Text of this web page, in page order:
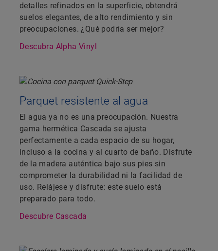
detalles refinados en la superficie, obtendrá
suelos elegantes, de alto rendimiento y sin
preocupaciones. ¿Qué podría ser mejor?
Descubra Alpha Vinyl
Parquet resistente al agua
El agua ya no es una preocupación. Nuestra
gama hermética Cascada se ajusta
perfectamente a cada espacio de su hogar,
incluso a la cocina y al cuarto de baño. Disfrute
de la madera auténtica bajo sus pies sin
comprometer la durabilidad ni la facilidad de
uso. Relájese y disfrute: este suelo está
preparado para todo.
Descubre Cascada